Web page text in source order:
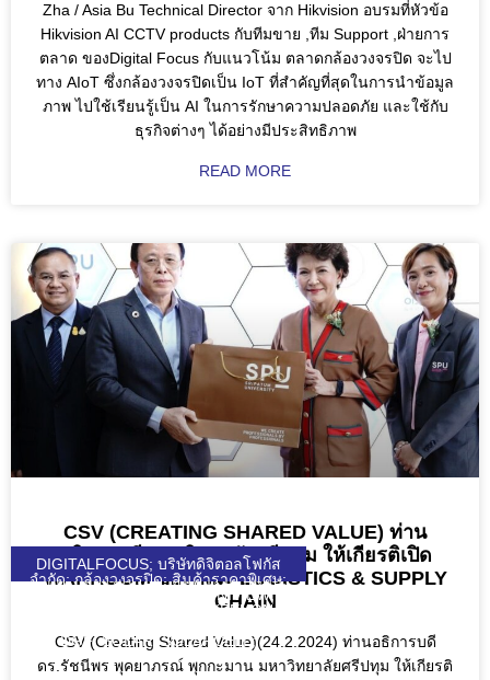
Zha / Asia Bu Technical Director จาก Hikvision อบรมที่หัวข้อ
Hikvision AI CCTV products กับทีมขาย ,ทีม Support ,ฝ่ายการ
ตลาด ของDigital Focus กับแนวโน้ม ตลาดกล้องวงจรปิด จะไป
ทาง AIoT ซึ่งกล้องวงจรปิดเป็น IoT ที่สำคัญที่สุดในการนำข้อมูล
ภาพ ไปใช้เรียนรู้เป็น AI ในการรักษาความปลอดภัย และใช้กับ
ธุรกิจต่างๆ ได้อย่างมีประสิทธิภาพ
READ MORE
DIGITALFOCUS; บริษัทดิจิตอลโฟกัส
จำกัด; กล้องวงจรปิด; สินค้าราคาพิเศษ;
HIKVISION; UNIARCH; UNIVIEW;
WULIAN; ZKTECO; DJI; KEENON;
DGF; SOLAR; SOLARCELL;
QUICKTRONL;
CSV (CREATING SHARED VALUE) ท่าน
อธิการบดี มหาวิทยาลัยศรีปทุม ให้เกียรติเปิด
WARROOM ของคณะ LOGISTICS & SUPPLY
CHAIN
CSV (Creating Shared Value)(24.2.2024) ท่านอธิการบดี
ดร.รัชนีพร พุคยาภรณ์ พุกกะมาน มหาวิทยาลัยศรีปทุม ให้เกียรติ